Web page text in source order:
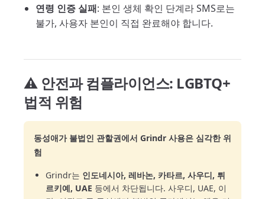
연령 인증 실패: 본인 생체 확인 단계라 SMS로는
불가, 사용자 본인이 직접 완료해야 합니다.
⚠️ 안전과 컴플라이언스: LGBTQ+
법적 위험
동성애가 불법인 관할권에서 Grindr 사용은 심각한 위
험
Grindr는 인도네시아, 레바논, 카타르, 사우디, 튀
르키예, UAE 등에서 차단됩니다. 사우디, UAE, 이